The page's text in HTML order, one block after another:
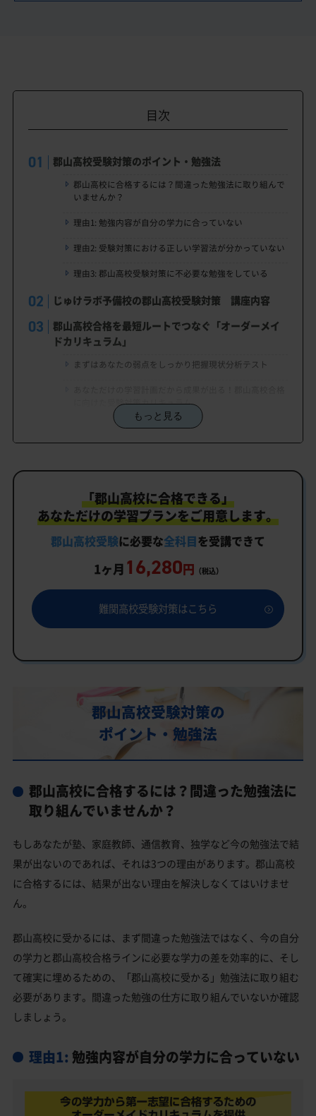
目次
郡山高校受験対策のポイント・勉強法
郡山高校に合格するには？間違った勉強法に取り組んで
いませんか？
理由1: 勉強内容が自分の学力に合っていない
理由2: 受験対策における正しい学習法が分かっていない
理由3: 郡山高校受験対策に不必要な勉強をしている
じゅけラボ予備校の郡山高校受験対策 講座内容
郡山高校合格を最短ルートでつなぐ「オーダーメイ
ドカリキュラム」
まずはあなたの弱点をしっかり把握現状分析テスト
に向けた受験対策カリキュラム
学習効果をしっかり確認定着度テスト
イドカリキュラム」だから成果が出る！
カリキュラムや料金についてお気軽にご相談くださ
い
郡山高校受験専門のオンライン家庭教師「いつでも
クイック指導」もご用意
郡山高校の特徴
教育理念
郡山高校の偏差値
郡山高校合格に必要な内申点の目安
内申点の計算方法
郡山高校の所在地・アクセス
私立大学
郡山高校と偏差値が近い私立・国立高校一覧
郡山市の他の公立高校
郡山市の他の私立高校
もっと見る
「郡山高校に合格できる」
あなただけの学習プランをご用意します。
郡山高校受験に必要な全科目を受講できて
1ヶ月 16,280円 （税込）
難関高校受験対策はこちら
郡山高校受験対策の
ポイント・勉強法
郡山高校に合格するには？間違った勉強法に
取り組んでいませんか？
もしあなたが塾、家庭教師、通信教育、独学など今の勉強法で結
果が出ないのであれば、それは3つの理由があります。郡山高校
に合格するには、結果が出ない理由を解決しなくてはいけませ
ん。
郡山高校に受かるには、まず間違った勉強法ではなく、今の自分
の学力と郡山高校合格ラインに必要な学力の差を効率的に、そし
て確実に埋めるための、「郡山高校に受かる」勉強法に取り組む
必要があります。間違った勉強の仕方に取り組んでいないか確認
しましょう。
理由1: 勉強内容が自分の学力に合っていない